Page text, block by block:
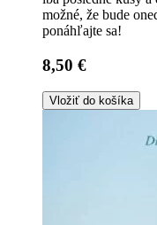
možné, že bude
ponáhľajte sa!
8,50 €
Vložiť do košíka